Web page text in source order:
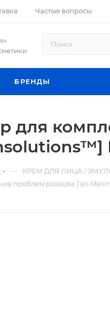
Частые вопросы
БРЕНДЫ
для
— КРЕМ ДЛЯ ЛИЦА /
проблем розацеа Jan